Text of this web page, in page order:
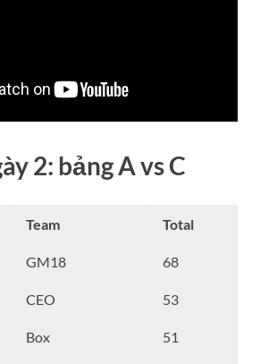
2: bảng A vs C
Team Total
GM18 68
CEO 53
Box 51